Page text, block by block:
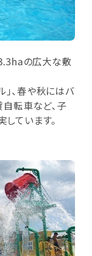
の広大な敷
、春や秋にはバ
自転車など、子
ています。